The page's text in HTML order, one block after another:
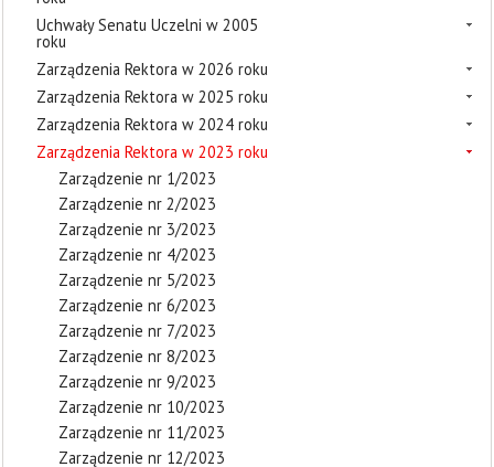
Uchwały Senatu Uczelni w 2005
roku
Zarządzenia Rektora w 2026 roku
Zarządzenia Rektora w 2025 roku
Zarządzenia Rektora w 2024 roku
Zarządzenia Rektora w 2023 roku
Zarządzenie nr 1/2023
Zarządzenie nr 2/2023
Zarządzenie nr 3/2023
Zarządzenie nr 4/2023
Zarządzenie nr 5/2023
Zarządzenie nr 6/2023
Zarządzenie nr 7/2023
Zarządzenie nr 8/2023
Zarządzenie nr 9/2023
Zarządzenie nr 10/2023
Zarządzenie nr 11/2023
Zarządzenie nr 12/2023